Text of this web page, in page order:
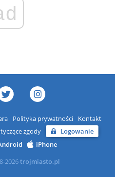
Polityka prywatności
Kontakt
zgody
Logowanie
iPhone
2026trojmiasto.pl